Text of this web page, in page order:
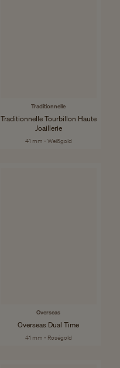
Traditionnelle
Traditionnelle Tourbillon Haute
Joaillerie
41 mm - Weißgold
Overseas
Overseas Dual Time
41 mm - Roségold